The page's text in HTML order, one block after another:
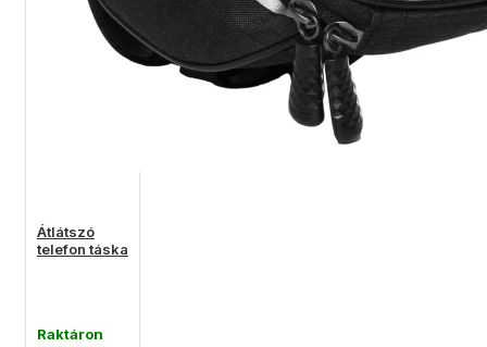
Átlátszó
telefon táska
Raktáron